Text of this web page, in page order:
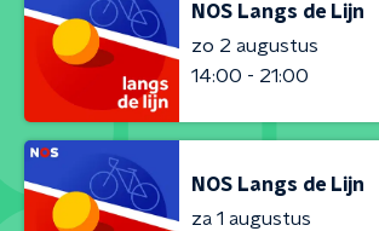
NOS Langs de Lijn
zo 2 augustus
14:00 - 21:00
NOS Langs de Lijn
za 1 augustus